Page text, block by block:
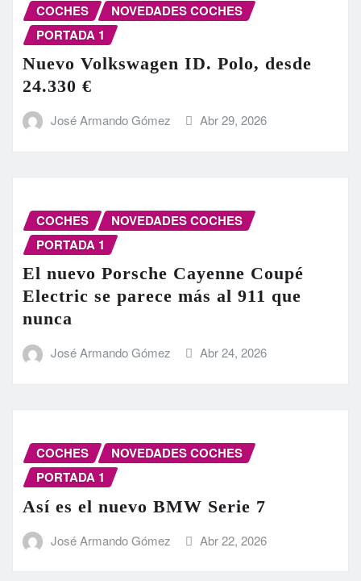
COCHES
NOVEDADES COCHES
PORTADA 1
Nuevo Volkswagen ID. Polo, desde
24.330 €
José Armando Gómez Abr 29, 2026
COCHES
NOVEDADES COCHES
PORTADA 1
El nuevo Porsche Cayenne Coupé
Electric se parece más al 911 que
nunca
José Armando Gómez Abr 24, 2026
COCHES
NOVEDADES COCHES
PORTADA 1
Así es el nuevo BMW Serie 7
José Armando Gómez Abr 22, 2026